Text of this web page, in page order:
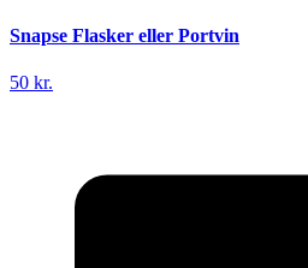
Snapse Flasker eller Portvin
50 kr.